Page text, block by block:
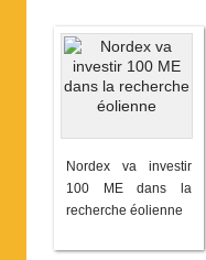
Nordex va investir
100 ME dans la
recherche éolienne